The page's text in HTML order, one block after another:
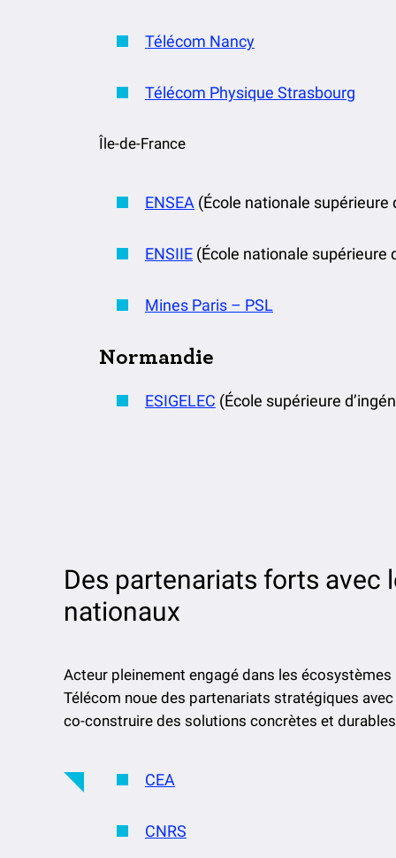
Télécom Nancy
Télécom Physique Strasbourg
Île-de-France
ENSEA (École nationale supérieure
ENSIIE (École nationale supérieure
Mines Paris – PSL
Normandie
ESIGELEC (École supérieure
Des partenariats forts avec
nationaux
Acteur pleinement engagé dans les écosystèmes
Télécom noue des partenariats stratégiques
co-construire des solutions concrètes et
CEA
CNRS